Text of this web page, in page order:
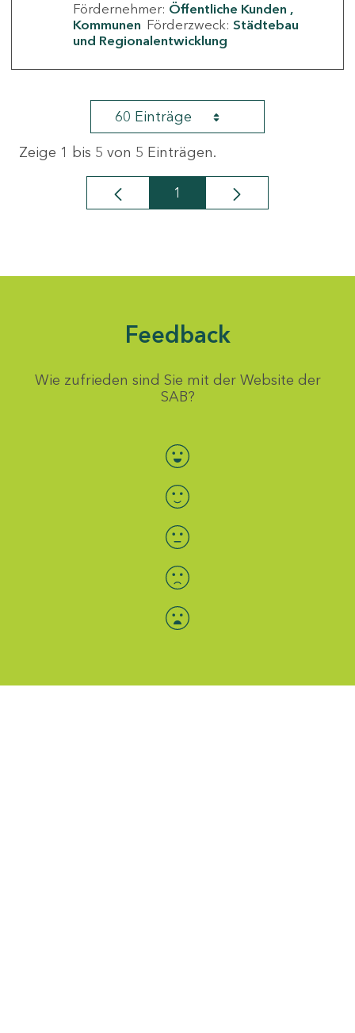
Fördernehmer: Öffentliche Kunden
Kommunen Förderzweck: Städtebau
und Regionalentwicklung
60 Einträge
Zeige 1 bis 5 von 5 Einträgen.
Seite
1
Feedback
Wie zufrieden sind Sie mit der Website der
SAB?
Bewertung auswählen